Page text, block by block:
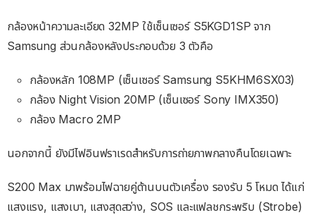
กล้องหน้าความละเอียด 32MP ใช้เซ็นเซอร์ S5KGD1SP จาก
Samsung ส่วนกล้องหลังประกอบด้วย 3 ตัวคือ
กล้องหลัก 108MP (เซ็นเซอร์ Samsung S5KHM6SX03)
กล้อง Night Vision 20MP (เซ็นเซอร์ Sony IMX350)
กล้อง Macro 2MP
นอกจากนี้ ยังมีไฟอินฟราเรดสำหรับการถ่ายภาพกลางคืนโดยเฉพาะ
S200 Max มาพร้อมไฟฉายคู่ด้านบนตัวเครื่อง รองรับ 5 โหมด ได้แก่
แสงแรง, แสงเบา, แสงสุดสว่าง, SOS และแฟลชกระพริบ (Strobe)